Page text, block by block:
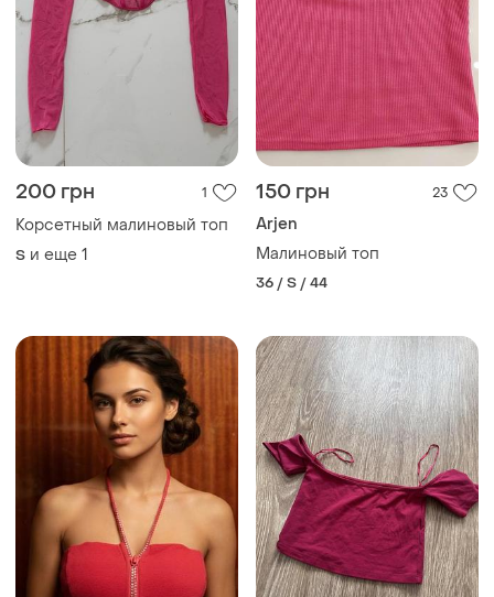
200 грн 1
Корсетный малиновый топ
S и еще 1
150 грн 23
Arjen
Малиновый топ
36 / S / 44